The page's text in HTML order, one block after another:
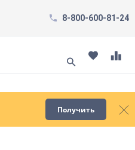
8-800-600-81-24
Получить